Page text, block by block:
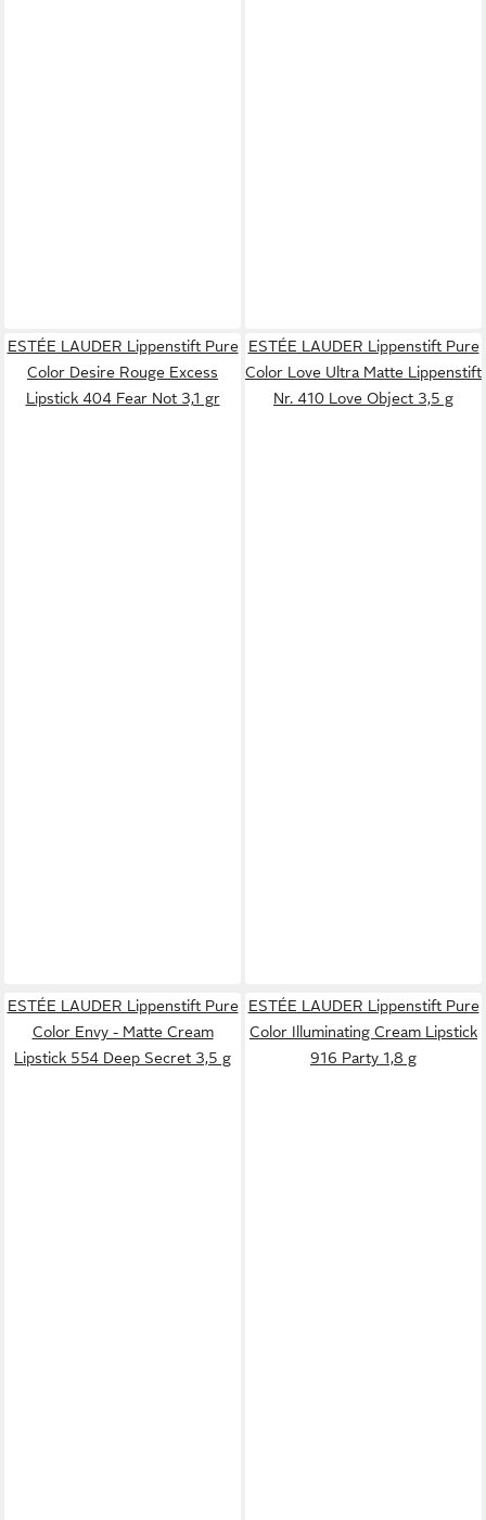
ESTÉE LAUDER Lippenstift Pure
Color Desire Rouge Excess
Lipstick 404 Fear Not 3,1 gr
ESTÉE LAUDER Lippenstift Pure
Color Love Ultra Matte Lippenstift
Nr. 410 Love Object 3,5 g
ESTÉE LAUDER Lippenstift Pure
Color Envy - Matte Cream
Lipstick 554 Deep Secret 3,5 g
ESTÉE LAUDER Lippenstift Pure
Color Illuminating Cream Lipstick
916 Party 1,8 g